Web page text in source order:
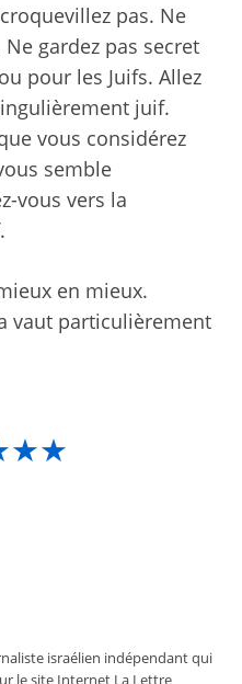
pas. Ne
gardez pas secret
pour les Juifs. Allez
juif.
vous considérez
semble
vous vers la
en mieux.
vaut particulièrement
israélien indépendant qui
le site Internet La Lettre